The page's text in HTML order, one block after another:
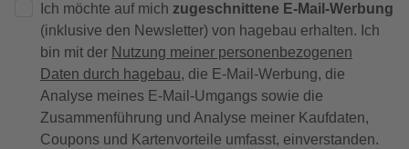
Ich möchte auf mich zugeschnittene E-Mail-Werbung
(inklusive den Newsletter) von hagebau erhalten. Ich
bin mit der Nutzung meiner personenbezogenen
Daten durch hagebau, die E-Mail-Werbung, die
Analyse meines E-Mail-Umgangs sowie die
Zusammenführung und Analyse meiner Kaufdaten,
Coupons und Kartenvorteile umfasst, einverstanden.